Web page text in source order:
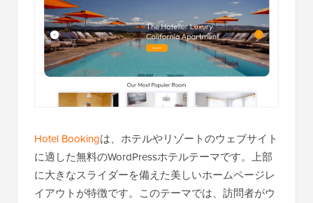
Hotel Bookingは、ホテルやリゾートのウェブサイト
に適した無料のWordPressホテルテーマです。上部
に大きなスライダーを備えた美しいホームページレ
イアウトが特徴です。このテーマでは、訪問者がウ